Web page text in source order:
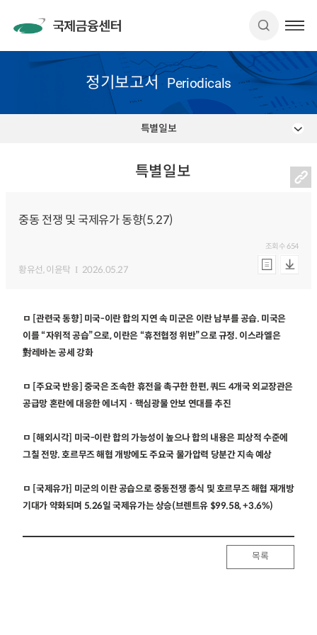
정기보고서 Periodicals
특별일보
특별일보
중동 전쟁 및 국제유가 동향(5.27)
황유선, 이윤탁 2026.05.27
조회수654
ㅁ [관련국 동향] 미국-이란 합의 지연 속 미군은 이란 남부를 공습. 미국은
이를 “자위적 공습”으로, 이란은 “휴전협정 위반”으로 규정. 이스라엘은
對레바논 공세 강화
ㅁ [주요국 반응] 중국은 조속한 휴전을 촉구한 한편, 쿼드 4개국 외교장관은
공급망 혼란에 대응한 에너지ㆍ핵심광물 안보 연대를 추진
ㅁ [해외시각] 미국-이란 합의 가능성이 높으나 합의 내용은 피상적 수준에
그칠 전망. 호르무즈 해협 개방에도 주요국 물가압력 당분간 지속 예상
ㅁ [국제유가] 미군의 이란 공습으로 중동전쟁 종식 및 호르무즈 해협 재개방
기대가 약화되며 5.26일 국제유가는 상승(브렌트유 $99.58, +3.6%)
목록